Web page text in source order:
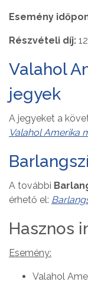
Esemény
Részvételi díj:
Valahol
jegyek
A jegyeket a
Valahol Amerika
A további
érhető el:
Hasznos
Esemény:
Valahol